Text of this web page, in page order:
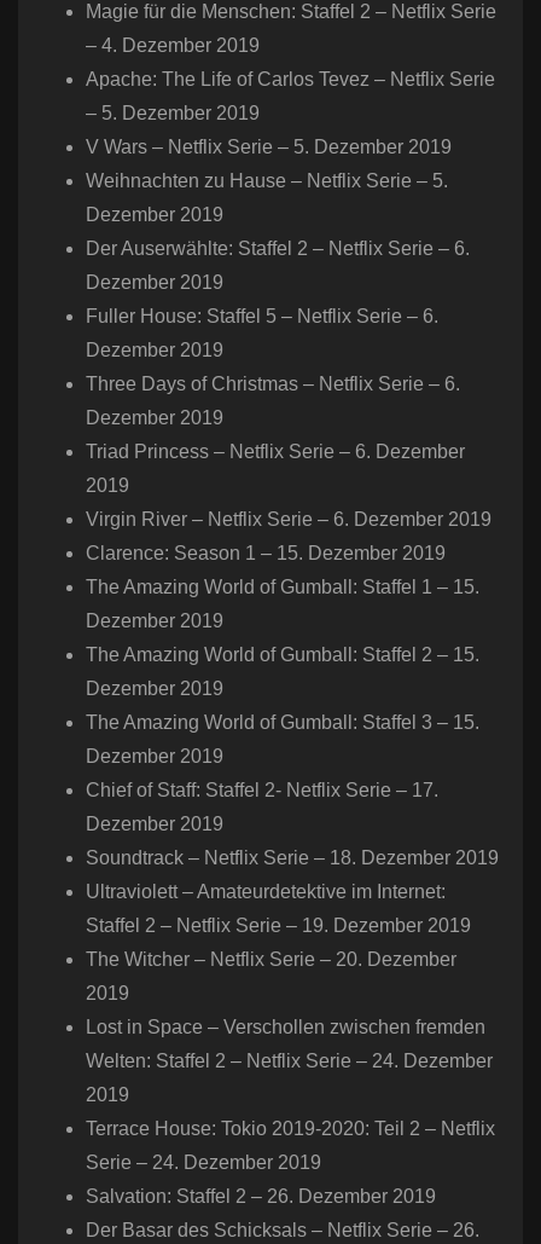
Magie für die Menschen: Staffel 2 – Netflix Serie
– 4. Dezember 2019
Apache: The Life of Carlos Tevez – Netflix Serie
– 5. Dezember 2019
V Wars – Netflix Serie – 5. Dezember 2019
Weihnachten zu Hause – Netflix Serie – 5.
Dezember 2019
Der Auserwählte: Staffel 2 – Netflix Serie – 6.
Dezember 2019
Fuller House: Staffel 5 – Netflix Serie – 6.
Dezember 2019
Three Days of Christmas – Netflix Serie – 6.
Dezember 2019
Triad Princess – Netflix Serie – 6. Dezember
2019
Virgin River – Netflix Serie – 6. Dezember 2019
Clarence: Season 1 – 15. Dezember 2019
The Amazing World of Gumball: Staffel 1 – 15.
Dezember 2019
The Amazing World of Gumball: Staffel 2 – 15.
Dezember 2019
The Amazing World of Gumball: Staffel 3 – 15.
Dezember 2019
Chief of Staff: Staffel 2- Netflix Serie – 17.
Dezember 2019
Soundtrack – Netflix Serie – 18. Dezember 2019
Ultraviolett – Amateurdetektive im Internet:
Staffel 2 – Netflix Serie – 19. Dezember 2019
The Witcher – Netflix Serie – 20. Dezember
2019
Lost in Space – Verschollen zwischen fremden
Welten: Staffel 2 – Netflix Serie – 24. Dezember
2019
Terrace House: Tokio 2019-2020: Teil 2 – Netflix
Serie – 24. Dezember 2019
Salvation: Staffel 2 – 26. Dezember 2019
Der Basar des Schicksals – Netflix Serie – 26.